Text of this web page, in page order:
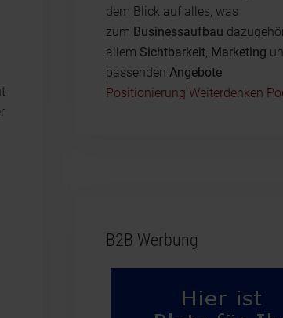
dem Blick auf alles, was
zum Businessaufbau
allem Sichtbarkeit, Marketing
passenden Angebote
Positionierung Weiterdenken
B2B Werbung